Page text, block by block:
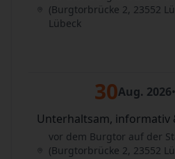
(Burgtorbrücke 2, 23552
Lübeck
30Aug. 2026•
Unterhaltsam, informativ
vor dem Burgtor auf der
(Burgtorbrücke 2, 23552